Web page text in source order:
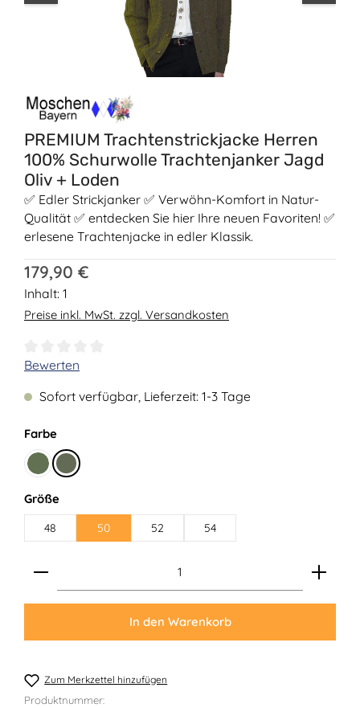
PREMIUM Trachtenstrickjacke Herren
100% Schurwolle Trachtenjanker Jagd
Oliv + Loden
✅ Edler Strickjanker ✅ Verwöhn-Komfort in Natur-
Qualität ✅ entdecken Sie hier Ihre neuen Favoriten! ✅
erlesene Trachtenjacke in edler Klassik.
Regulärer Preis:
179,90 €
Inhalt: 1
Preise inkl. MwSt. zzgl. Versandkosten
Durchschnittliche Bewertung von 0 von 5 Sternen
Bewerten
Sofort verfügbar, Lieferzeit: 1-3 Tage
Farbeauswählen
Lodengrün
Oliv
Größeauswählen
48 50 52 54
Produkt Anzahl: Gib den gewünschten Wert ein
In den Warenkorb
Zum Merkzettel hinzufügen
Produktnummer: